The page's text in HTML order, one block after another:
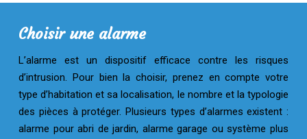
Choisir une alarme
L’alarme est un dispositif efficace contre les risques
d’intrusion. Pour bien la choisir, prenez en compte votre
type d’habitation et sa localisation, le nombre et la typologie
des pièces à protéger. Plusieurs types d’alarmes existent :
alarme pour abri de jardin, alarme garage ou système plus